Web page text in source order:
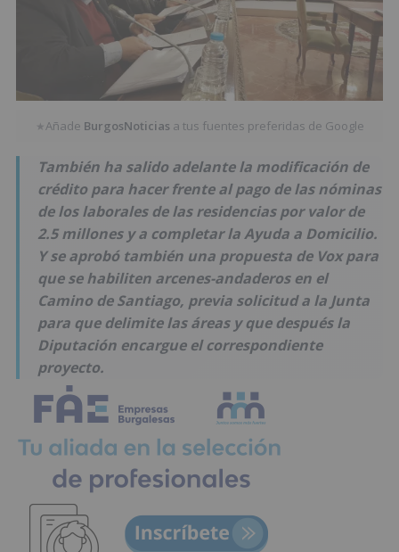
★Añade BurgosNoticias a tus fuentes preferidas de Google
También ha salido adelante la modificación de
crédito para hacer frente al pago de las nóminas
de los laborales de las residencias por valor de
2.5 millones y a completar la Ayuda a Domicilio.
Y se aprobó también una propuesta de Vox para
que se habiliten arcenes-andaderos en el
Camino de Santiago, previa solicitud a la Junta
para que delimite las áreas y que después la
Diputación encargue el correspondiente
proyecto.